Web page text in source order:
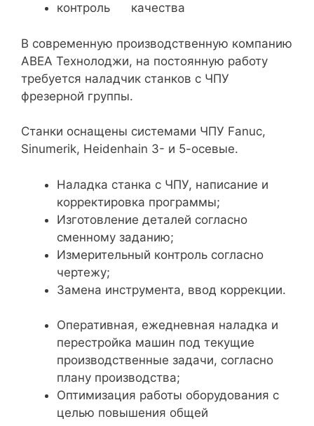
контроль качества
В современную производственную компанию
АВЕА Технолоджи, на постоянную работу
требуется наладчик станков с ЧПУ
фрезерной группы.
Станки оснащены системами ЧПУ Fanuc,
Sinumerik, Heidenhain 3- и 5-осевые.
Наладка станка с ЧПУ, написание и
корректировка программы;
Изготовление деталей согласно
сменному заданию;
Измерительный контроль согласно
чертежу;
Замена инструмента, ввод коррекции.
Оперативная, ежедневная наладка и
перестройка машин под текущие
производственные задачи, согласно
плану производства;
Оптимизация работы оборудования с
целью повышения общей